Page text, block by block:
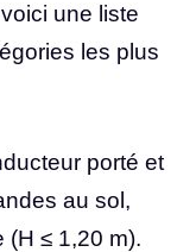
une liste
les plus
porté et
au sol,
≤ 1,20 m).